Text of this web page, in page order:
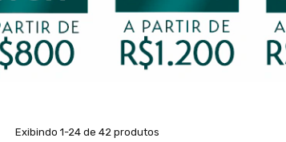
Exibindo 1-24 de 42 produtos